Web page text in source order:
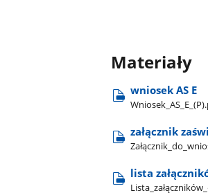
Materiały
wniosek AS E
załącznik
lista